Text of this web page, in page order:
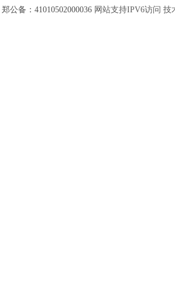
郑公备：41010502000036 网站支持IPV6访问 技